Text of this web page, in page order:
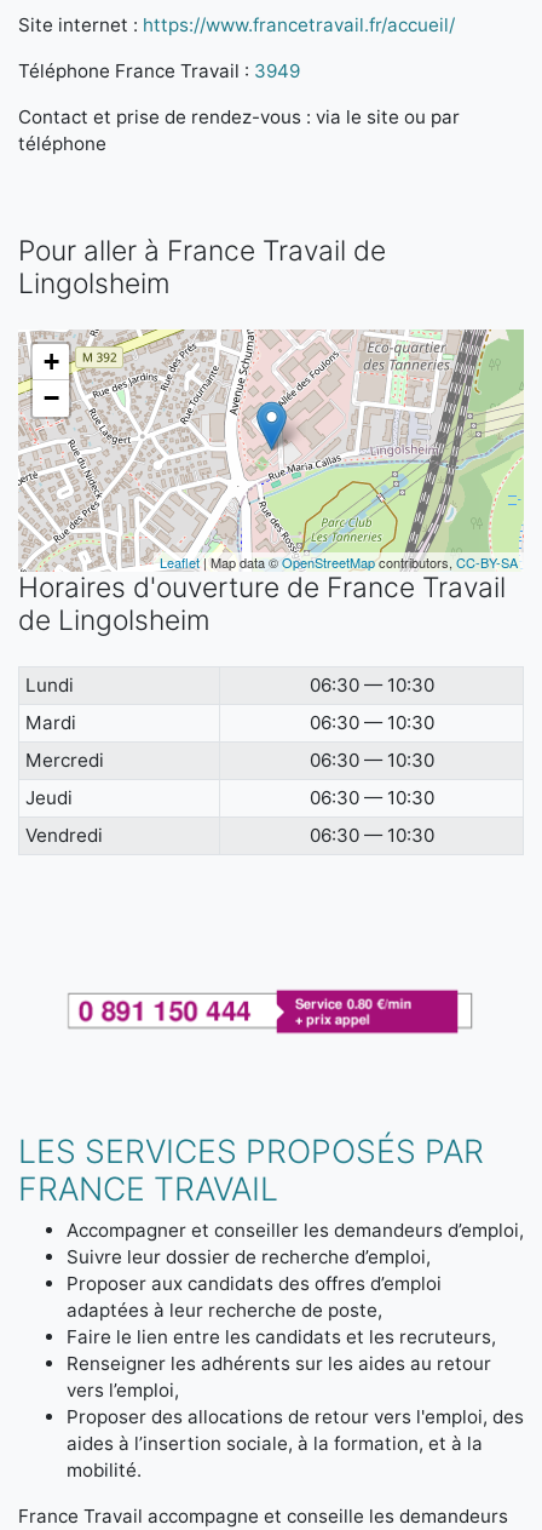
Site internet : https://www.francetravail.fr/accueil/
Téléphone France Travail : 3949
Contact et prise de rendez-vous : via le site ou par
téléphone
Pour aller à France Travail de
Lingolsheim
+
−
Leaflet| Map data ©OpenStreetMapcontributors, CC-BY-SA
Horaires d'ouverture de France Travail
de Lingolsheim
Lundi
06:30 — 10:30
Mardi
06:30 — 10:30
Mercredi
06:30 — 10:30
Jeudi
06:30 — 10:30
Vendredi
06:30 — 10:30
LES SERVICES PROPOSÉS PAR
FRANCE TRAVAIL
Accompagner et conseiller les demandeurs d’emploi,
Suivre leur dossier de recherche d’emploi,
Proposer aux candidats des offres d’emploi
adaptées à leur recherche de poste,
Faire le lien entre les candidats et les recruteurs,
Renseigner les adhérents sur les aides au retour
vers l’emploi,
Proposer des allocations de retour vers l'emploi, des
aides à l’insertion sociale, à la formation, et à la
mobilité.
France Travail accompagne et conseille les demandeurs